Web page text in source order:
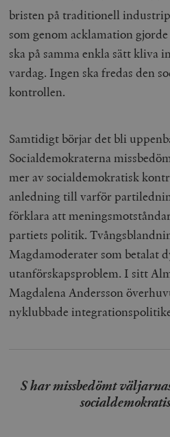
bristen på traditionell
som genom acklamation
ska på samma enkla sätt kliva
vardag. Ingen ska fredas den
kontrollen.
Samtidigt börjar det bli
Socialdemokraterna
mer av socialdemokratisk
anledning till varför
förklara att
partiets politik.
Magdamoderater som betalat
utanförskapsproblem. I sitt
Magdalena Andersson
nyklubbade
S har missbedömt